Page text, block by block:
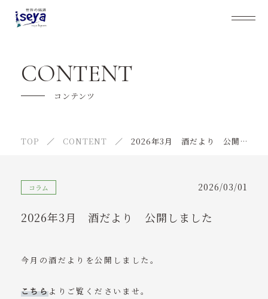
通販の利用の流れ
大切なお客様へ
ニュース
CONTENT
コンテンツ
TOP CONTENT 2026年3月 酒だより 公開しました
コラム 2026/03/01
2026年3月 酒だより 公開しました
今月の酒だよりを公開しました。
こちらよりご覧くださいませ。